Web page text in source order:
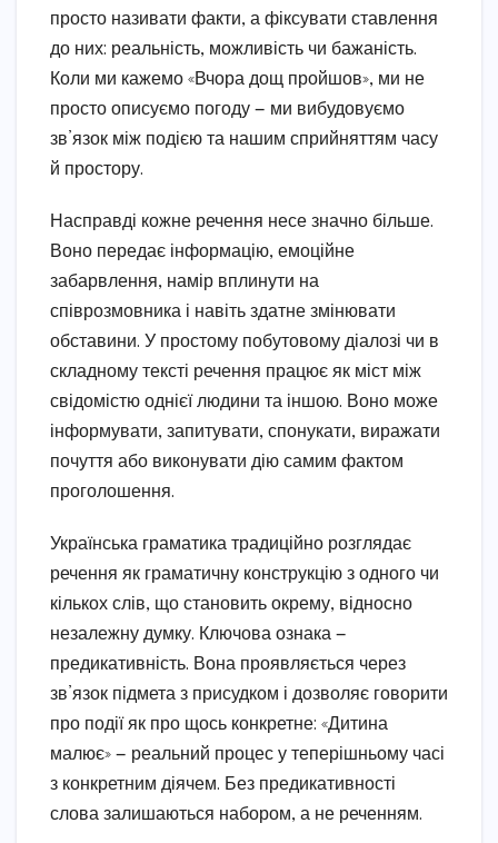
просто називати факти, а фіксувати ставлення
до них: реальність, можливість чи бажаність.
Коли ми кажемо «Вчора дощ пройшов», ми не
просто описуємо погоду — ми вибудовуємо
зв’язок між подією та нашим сприйняттям часу
й простору.
Насправді кожне речення несе значно більше.
Воно передає інформацію, емоційне
забарвлення, намір вплинути на
співрозмовника і навіть здатне змінювати
обставини. У простому побутовому діалозі чи в
складному тексті речення працює як міст між
свідомістю однієї людини та іншою. Воно може
інформувати, запитувати, спонукати, виражати
почуття або виконувати дію самим фактом
проголошення.
Українська граматика традиційно розглядає
речення як граматичну конструкцію з одного чи
кількох слів, що становить окрему, відносно
незалежну думку. Ключова ознака —
предикативність. Вона проявляється через
зв’язок підмета з присудком і дозволяє говорити
про події як про щось конкретне: «Дитина
малює» — реальний процес у теперішньому часі
з конкретним діячем. Без предикативності
слова залишаються набором, а не реченням.